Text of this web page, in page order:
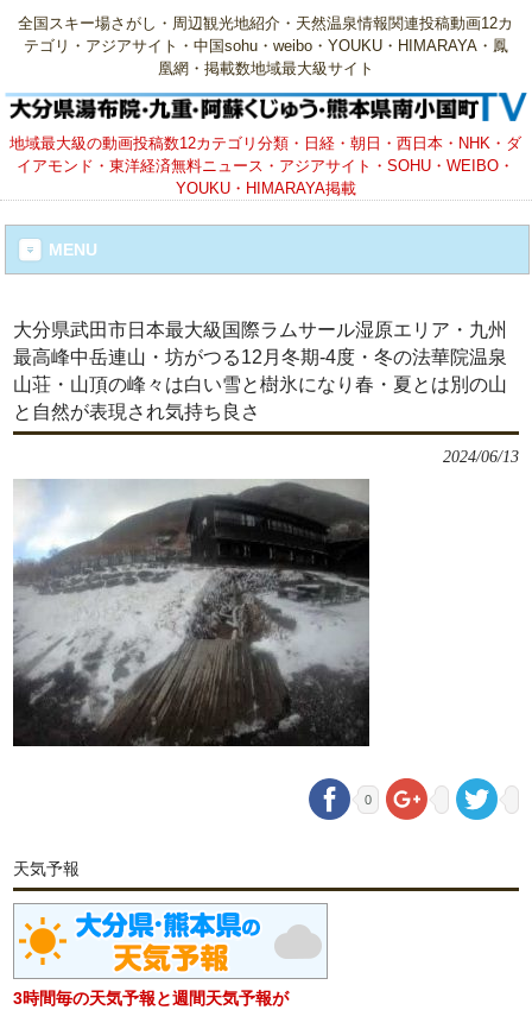
全国スキー場さがし・周辺観光地紹介・天然温泉情報関連投稿動画12カ
テゴリ・アジアサイト・中国sohu・weibo・YOUKU・HIMARAYA・鳳
凰網・掲載数地域最大級サイト
地域最大級の動画投稿数12カテゴリ分類・日経・朝日・西日本・NHK・ダ
イアモンド・東洋経済無料ニュース・アジアサイト・SOHU・WEIBO・
YOUKU・HIMARAYA掲載
MENU
大分県武田市日本最大級国際ラムサール湿原エリア・九州
最高峰中岳連山・坊がつる12月冬期-4度・冬の法華院温泉
山荘・山頂の峰々は白い雪と樹氷になり春・夏とは別の山
と自然が表現され気持ち良さ
2024/06/13
0
天気予報
3時間毎の天気予報と週間天気予報が